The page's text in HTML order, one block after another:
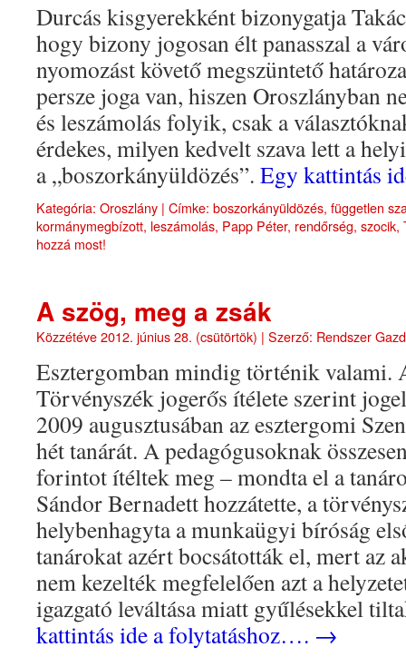
Durcás kisgyerekként bizonygatja
hogy bizony jogosan élt panasszal a
nyomozást követő megszüntető
persze joga van, hiszen Oroszlányban
és leszámolás folyik, csak a
érdekes, milyen kedvelt szava lett a
a „boszorkányüldözés”. Egy kattintás
Kategória: Oroszlány | Címke: boszorkányüldözés, független
kormánymegbízott, leszámolás, Papp Péter, rendőrség, szocik,
hozzá most!
A szög, meg a zsák
Közzétéve2012. június 28. (csütörtök) | Szerző: Rendszer
Esztergomban mindig történik valami.
Törvényszék jogerős ítélete szerint
2009 augusztusában az esztergomi
hét tanárát. A pedagógusoknak
forintot ítéltek meg – mondta el a
Sándor Bernadett hozzátette, a
helybenhagyta a munkaügyi bíróság
tanárokat azért bocsátották el, mert az
nem kezelték megfelelően azt a
igazgató leváltása miatt gyűlésekkel
kattintás ide a folytatáshoz…. →